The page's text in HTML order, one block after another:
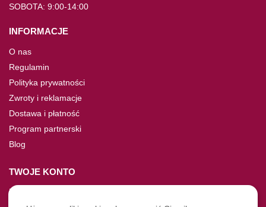
SOBOTA: 9:00-14:00
INFORMACJE
O nas
Regulamin
Polityka prywatności
Zwroty i reklamacje
Dostawa i płatność
Program partnerski
Blog
TWOJE KONTO
Moje konto